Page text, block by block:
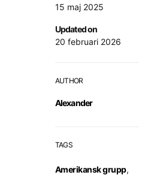
15 maj 2025
Updated on
20 februari 2026
AUTHOR
Alexander
TAGS
Amerikansk grupp,